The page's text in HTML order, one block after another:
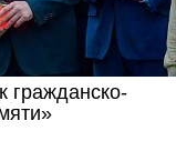
гражданско-